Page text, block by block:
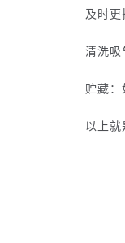
及时更
清洗吸
贮藏：
以上就